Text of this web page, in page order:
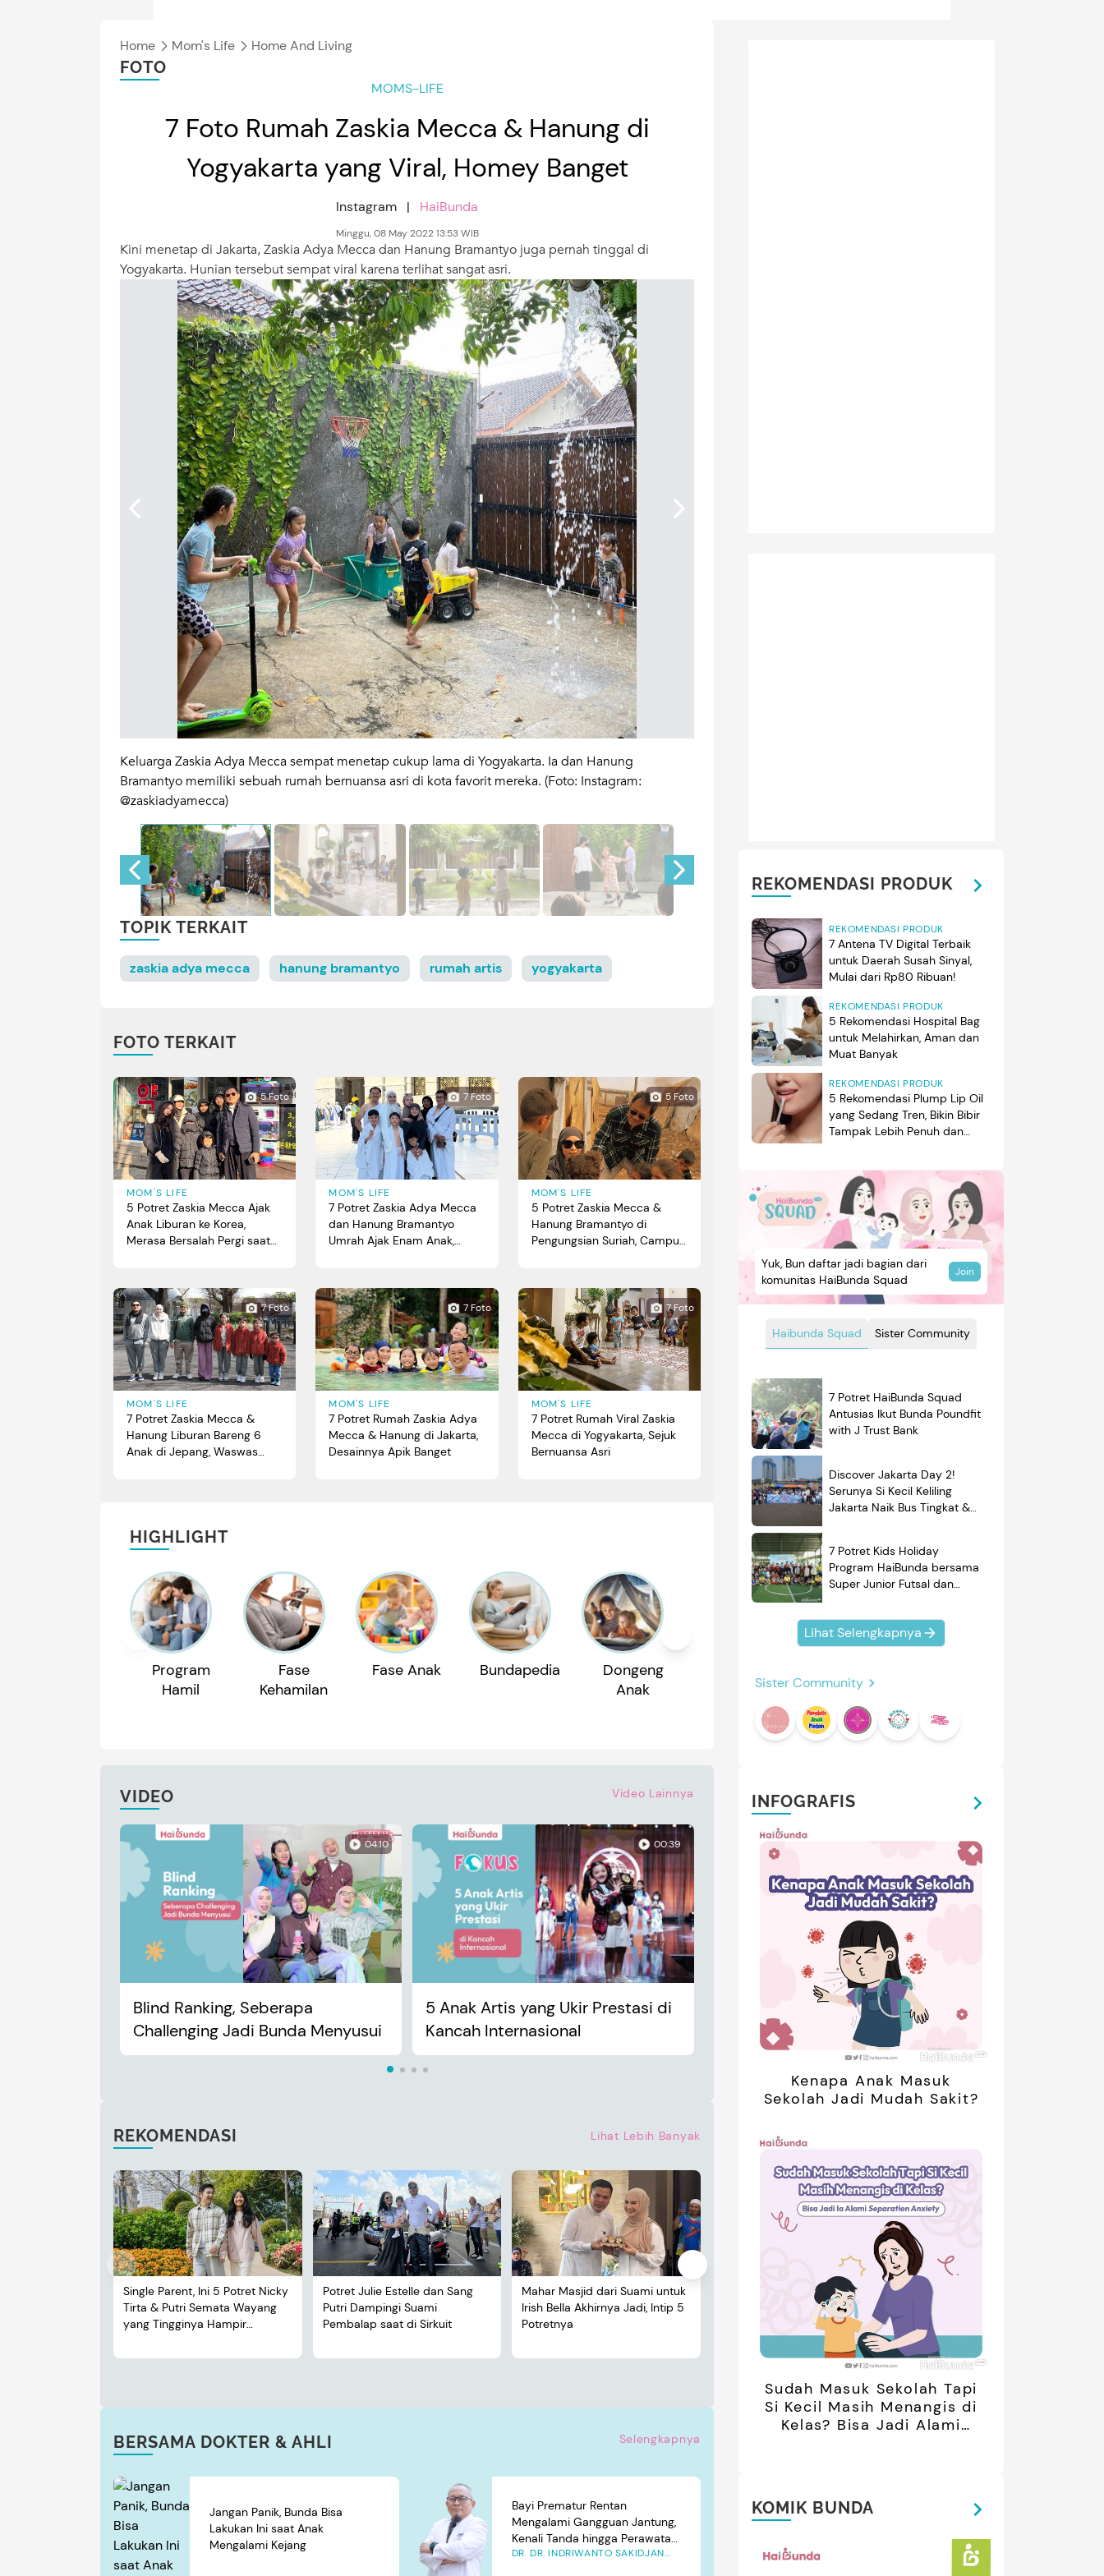
Home Mom's Life Home And Living
FOTO
MOMS-LIFE
7 Foto Rumah Zaskia Mecca & Hanung di
Yogyakarta yang Viral, Homey Banget
Instagram | HaiBunda
Minggu, 08 May 2022 13:53 WIB
Kini menetap di Jakarta, Zaskia Adya Mecca dan Hanung Bramantyo juga pernah tinggal di
Yogyakarta. Hunian tersebut sempat viral karena terlihat sangat asri.
Keluarga Zaskia Adya Mecca sempat menetap cukup lama di Yogyakarta. Ia dan Hanung
Bramantyo memiliki sebuah rumah bernuansa asri di kota favorit mereka. (Foto: Instagram:
@zaskiadyamecca)
TOPIK TERKAIT
zaskia adya mecca hanung bramantyo rumah artis yogyakarta
FOTO TERKAIT
5 Foto
MOM'S LIFE
5 Potret Zaskia Mecca Ajak
Anak Liburan ke Korea,
Merasa Bersalah Pergi saat
7 Foto
MOM'S LIFE
7 Potret Zaskia Adya Mecca
dan Hanung Bramantyo
Umrah Ajak Enam Anak,
5 Foto
MOM'S LIFE
5 Potret Zaskia Mecca &
Hanung Bramantyo di
Pengungsian Suriah, Campur
7 Foto
MOM'S LIFE
7 Potret Zaskia Mecca &
Hanung Liburan Bareng 6
Anak di Jepang, Waswas
7 Foto
MOM'S LIFE
7 Potret Rumah Zaskia Adya
Mecca & Hanung di Jakarta,
Desainnya Apik Banget
7 Foto
MOM'S LIFE
7 Potret Rumah Viral Zaskia
Mecca di Yogyakarta, Sejuk
Bernuansa Asri
HIGHLIGHT
Program
Hamil
Fase
Kehamilan
Fase Anak Bundapedia
Dongeng
Anak
Produk
VIDEO Video Lainnya
Blind Ranking, Seberapa
Challenging Jadi Bunda Menyusui
04:10
5 Anak Artis yang Ukir Prestasi di
Kancah Internasional
00:39
Anak Bosan Saat Libur? Coba 7
Mainan Tanpa Gadget Ini!
01:20
REKOMENDASI Lihat Lebih Banyak
Single Parent, Ini 5 Potret Nicky
Tirta & Putri Semata Wayang
yang Tingginya Hampir
Potret Julie Estelle dan Sang
Putri Dampingi Suami
Pembalap saat di Sirkuit
Mahar Masjid dari Suami untuk
Irish Bella Akhirnya Jadi, Intip 5
Potretnya
Deretan Artis yang Menetap di
Luar Negeri Usai Menikah, Intip
5 Potret Terbarunya
5 Potret Kedekatan Alyssa
Daguise Bersama Ayahanda
asal Prancis, Dipuji Tampan
oleh Netizen
BERSAMA DOKTER & AHLI Selengkapnya
Jangan Panik, Bunda Bisa
Lakukan Ini saat Anak
Mengalami Kejang
Bayi Prematur Rentan
Mengalami Gangguan Jantung,
Kenali Tanda hingga Perawatan
yang Tepat
DR. DR. INDRIWANTO SAKIDJAN
REKOMENDASI PRODUK
REKOMENDASI PRODUK
7 Antena TV Digital Terbaik
untuk Daerah Susah Sinyal,
Mulai dari Rp80 Ribuan!
REKOMENDASI PRODUK
5 Rekomendasi Hospital Bag
untuk Melahirkan, Aman dan
Muat Banyak
REKOMENDASI PRODUK
5 Rekomendasi Plump Lip Oil
yang Sedang Tren, Bikin Bibir
Tampak Lebih Penuh dan
Haibunda Squad Sister Community
Yuk, Bun daftar jadi bagian dari
komunitas HaiBunda Squad
Join
7 Potret HaiBunda Squad
Antusias Ikut Bunda Poundfit
with J Trust Bank
Discover Jakarta Day 2!
Serunya Si Kecil Keliling
Jakarta Naik Bus Tingkat &
7 Potret Kids Holiday
Program HaiBunda bersama
Super Junior Futsal dan
Kompak Banget!
Lihat Selengkapnya
Sister Community
INFOGRAFIS
Kenapa Anak Masuk
Sekolah Jadi Mudah Sakit?
Sudah Masuk Sekolah Tapi
Si Kecil Masih Menangis di
Kelas? Bisa Jadi Alami
KOMIK BUNDA